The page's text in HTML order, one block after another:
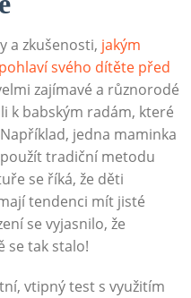
a zkušenosti, jakým
svého dítěte před
zajímavé a různorodé
k babským radám, které
jedna maminka
tradiční metodu
se říká, že děti
tendenci mít jisté
se vyjasnilo, že
se tak stalo!
vtipný test s využitím